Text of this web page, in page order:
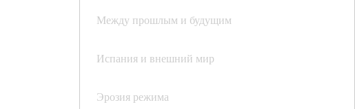
Между прошлым и будущим
Испания и внешний мир
Эрозия режима